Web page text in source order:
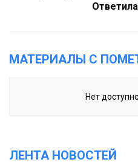
МАТЕРИАЛЫ С
Нет
ЛЕНТА НОВОСТЕЙ